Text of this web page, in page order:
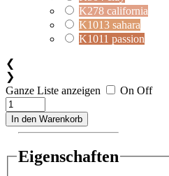
K278 california
K1013 sahara
K1011 passion
❮
❯
Ganze Liste anzeigen
On Off
In den Warenkorb
Eigenschaften